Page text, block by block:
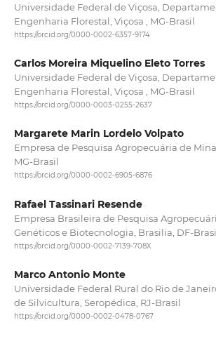
Universidade Federal de Viçosa,
Engenharia Florestal, Viçosa , MG-Brasil
https://orcid.org/0000-0002-6357-9174
Carlos Moreira Miquelino Eleto Torres
Universidade Federal de Viçosa,
Engenharia Florestal, Viçosa , MG-Brasil
https://orcid.org/0000-0003-0255-2637
Margarete Marin Lordelo Volpato
Empresa de Pesquisa Agropecuária de
MG-Brasil
https://orcid.org/0000-0002-6905-6876
Rafael Tassinari Resende
Empresa Brasileira de Pesquisa
Genéticos e Biotecnologia, Brasilia, DF-
https://orcid.org/0000-0002-7139-708X
Marco Antonio Monte
Universidade Federal Rural do Rio de
de Silvicultura, Seropédica, RJ-Brasil
https://orcid.org/0000-0002-0478-0767